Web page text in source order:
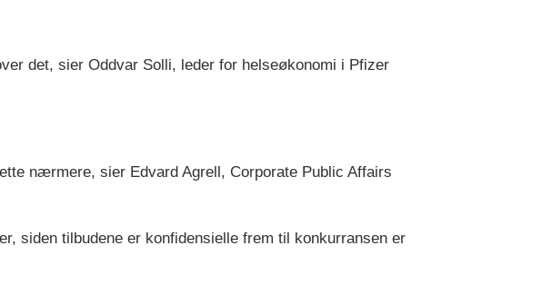
det, sier Oddvar Solli, leder for helseøkonomi i Pfizer
nærmere, sier Edvard Agrell, Corporate Public Affairs
siden tilbudene er konfidensielle frem til konkurransen er